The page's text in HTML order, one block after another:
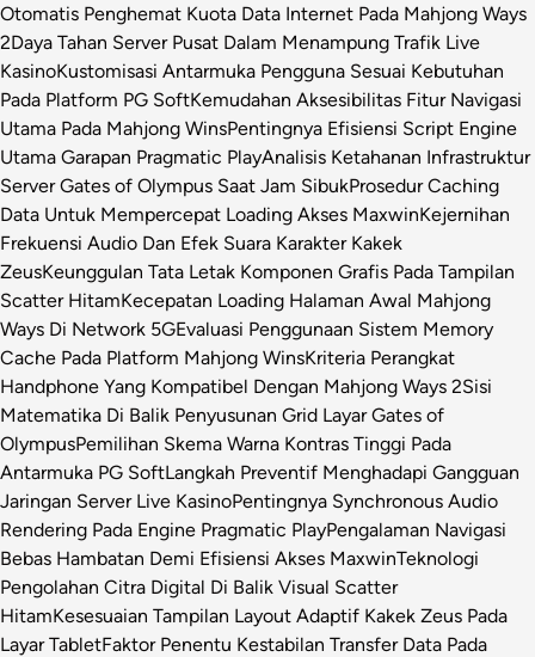
Otomatis Penghemat Kuota Data Internet Pada Mahjong Ways
2Daya Tahan Server Pusat Dalam Menampung Trafik Live
KasinoKustomisasi Antarmuka Pengguna Sesuai Kebutuhan
Pada Platform PG SoftKemudahan Aksesibilitas Fitur Navigasi
Utama Pada Mahjong WinsPentingnya Efisiensi Script Engine
Utama Garapan Pragmatic PlayAnalisis Ketahanan Infrastruktur
Server Gates of Olympus Saat Jam SibukProsedur Caching
Data Untuk Mempercepat Loading Akses MaxwinKejernihan
Frekuensi Audio Dan Efek Suara Karakter Kakek
ZeusKeunggulan Tata Letak Komponen Grafis Pada Tampilan
Scatter HitamKecepatan Loading Halaman Awal Mahjong
Ways Di Network 5GEvaluasi Penggunaan Sistem Memory
Cache Pada Platform Mahjong WinsKriteria Perangkat
Handphone Yang Kompatibel Dengan Mahjong Ways 2Sisi
Matematika Di Balik Penyusunan Grid Layar Gates of
OlympusPemilihan Skema Warna Kontras Tinggi Pada
Antarmuka PG SoftLangkah Preventif Menghadapi Gangguan
Jaringan Server Live KasinoPentingnya Synchronous Audio
Rendering Pada Engine Pragmatic PlayPengalaman Navigasi
Bebas Hambatan Demi Efisiensi Akses MaxwinTeknologi
Pengolahan Citra Digital Di Balik Visual Scatter
HitamKesesuaian Tampilan Layout Adaptif Kakek Zeus Pada
Layar TabletFaktor Penentu Kestabilan Transfer Data Pada